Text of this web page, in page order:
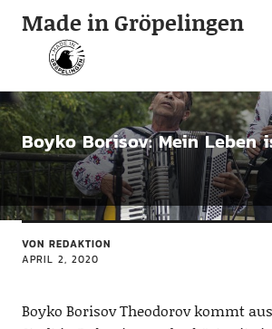
Made in Gröpelingen
GRÜNDER-INTERVIEWS NEUIGKEITEN
SHAKER / MAKER
Boyko Borisov: Mein Leben
VON REDAKTION
APRIL 2, 2020
Boyko Borisov Theodorov kommt